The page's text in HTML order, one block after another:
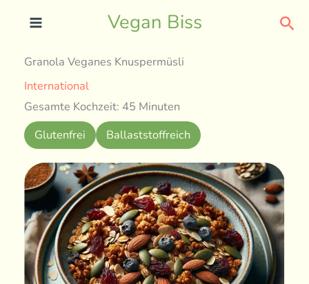
Vegan Biss
Granola Veganes Knuspermüsli
International
Gesamte Kochzeit: 45 Minuten
Glutenfrei
Ballaststoffreich